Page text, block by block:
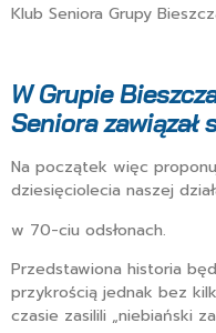
Klub Seniora Grupy
W Grupie
Seniora zawiązał
Na początek więc
dziesięciolecia naszej
w 70-ciu odsłonach.
Przedstawiona historia
przykrością jednak bez
czasie zasilili „niebiański